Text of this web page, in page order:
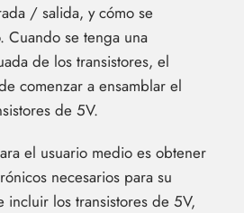
/ salida, y cómo se
Cuando se tenga una
de los transistores, el
comenzar a ensamblar el
de 5V.
el usuario medio es obtener
necesarios para su
incluir los transistores de 5V,